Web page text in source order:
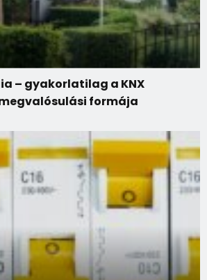
– gyakorlatilag a KNX
formája